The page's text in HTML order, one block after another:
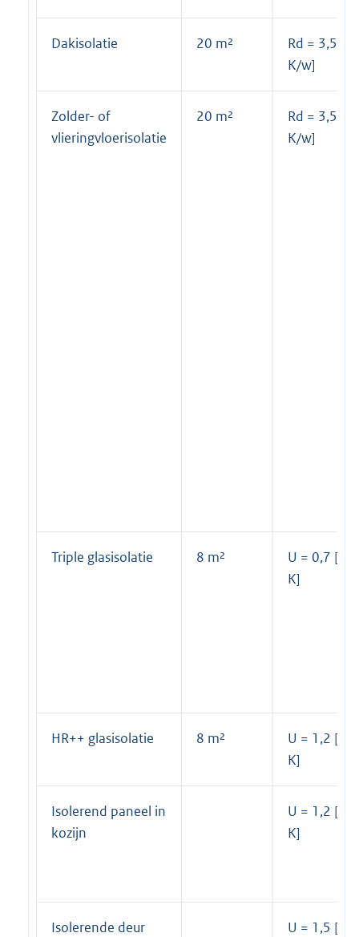
Dakisolatie 20 m²
Rd = 3,5
K/w]
Zolder- of
vlieringvloerisolatie
20 m²
Rd = 3,5
K/w]
Triple glasisolatie 8 m²
U = 0,7 [W/
K]
HR++ glasisolatie 8 m²
U = 1,2 [W/
K]
Isolerend paneel in
kozijn
U = 1,2 [W/
K]
Isolerende deur
U = 1,5 [W/